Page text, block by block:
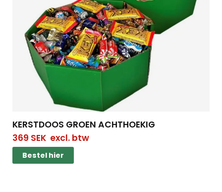
KERSTDOOS GROEN ACHTHOEKIG
369 SEKexcl. btw
Bestel hier